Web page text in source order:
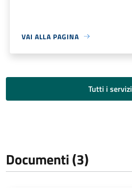
VAI ALLA PAGINA
Tutti i servizi
Documenti (3)